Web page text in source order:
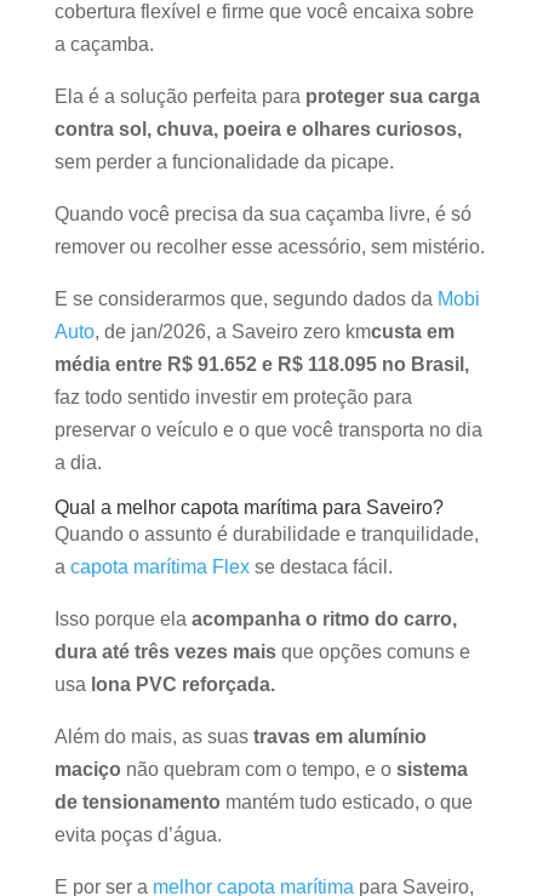
cobertura flexível e firme que você encaixa sobre
a caçamba.
Ela é a solução perfeita para proteger sua carga
contra sol, chuva, poeira e olhares curiosos,
sem perder a funcionalidade da picape.
Quando você precisa da sua caçamba livre, é só
remover ou recolher esse acessório, sem mistério.
E se considerarmos que, segundo dados da Mobi
Auto, de jan/2026, a Saveiro zero kmcusta em
média entre R$ 91.652 e R$ 118.095 no Brasil,
faz todo sentido investir em proteção para
preservar o veículo e o que você transporta no dia
a dia.
Qual a melhor capota marítima para Saveiro?
Quando o assunto é durabilidade e tranquilidade,
a capota marítima Flexse destaca fácil.
Isso porque ela acompanha o ritmo do carro,
dura até três vezes maisque opções comuns e
usa lona PVC reforçada.
Além do mais, as suastravas em alumínio
maciço não quebram com o tempo, e o sistema
de tensionamento mantém tudo esticado, o que
evita poças d’água.
E por ser a melhor capota marítima para Saveiro,